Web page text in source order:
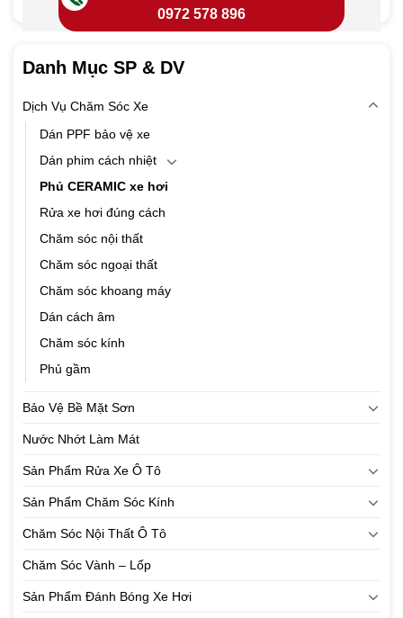
0972 578 896
Danh Mục SP & DV
Dịch Vụ Chăm Sóc Xe
Dán PPF bảo vệ xe
Dán phim cách nhiệt
Phủ CERAMIC xe hơi
Rửa xe hơi đúng cách
Chăm sóc nội thất
Chăm sóc ngoại thất
Chăm sóc khoang máy
Dán cách âm
Chăm sóc kính
Phủ gầm
Bảo Vệ Bề Mặt Sơn
Nước Nhớt Làm Mát
Sản Phẩm Rửa Xe Ô Tô
Sản Phẩm Chăm Sóc Kính
Chăm Sóc Nội Thất Ô Tô
Chăm Sóc Vành – Lốp
Sản Phẩm Đánh Bóng Xe Hơi